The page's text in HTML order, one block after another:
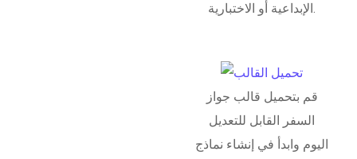
الإبداعية أو الاختبارية.
قم بتحميل قالب جواز
السفر القابل للتعديل
اليوم وابدأ في إنشاء نماذج